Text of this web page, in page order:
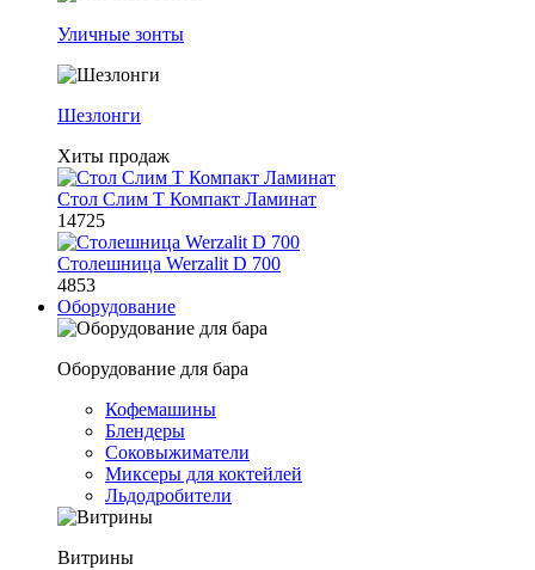
Уличные зонты
Шезлонги
Хиты продаж
Стол Слим Т Компакт Ламинат
14725
Столешница Werzalit D 700
4853
Оборудование
Оборудование для бара
Кофемашины
Блендеры
Соковыжиматели
Миксеры для коктейлей
Льдодробители
Витрины